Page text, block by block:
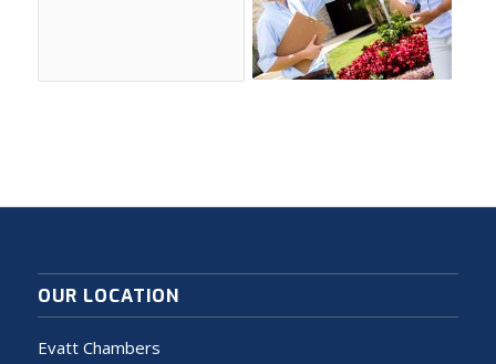
OUR LOCATION
Evatt Chambers